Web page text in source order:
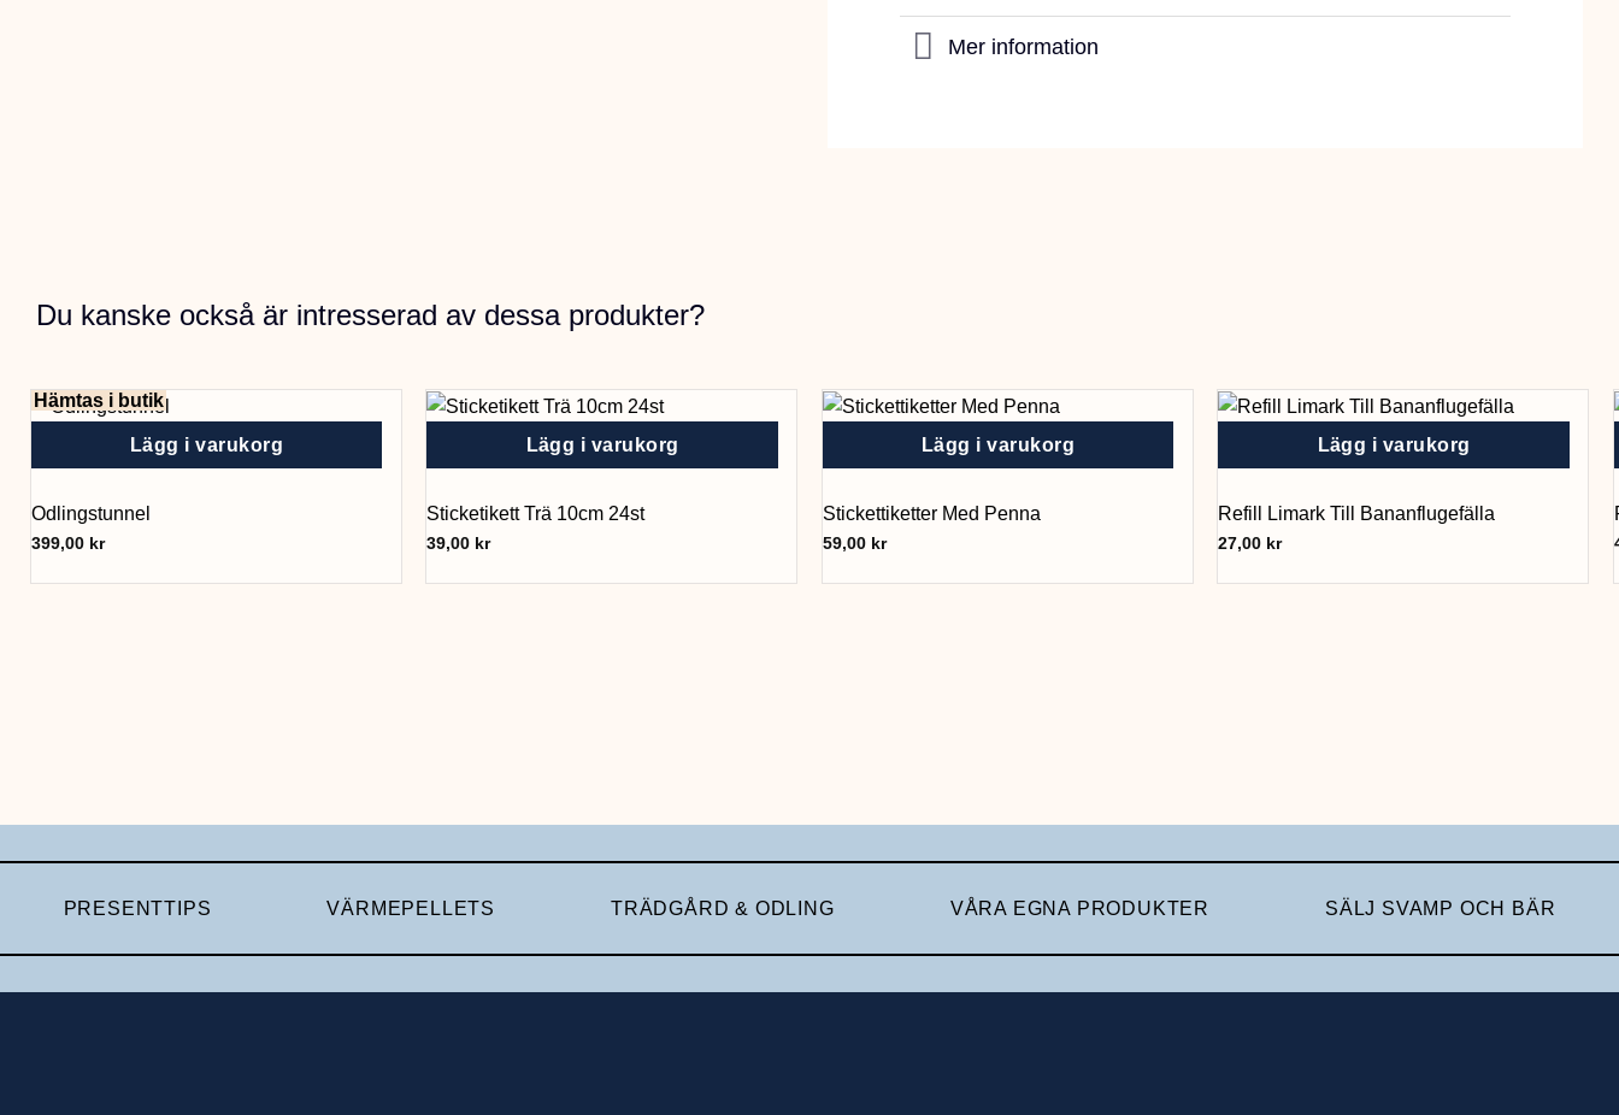
Mer information
Du kanske också är intresserad av dessa produkter?
Hämtas i butik
Lägg i varukorg
Odlingstunnel
399,00 kr
Lägg i varukorg
Sticketikett Trä 10cm 24st
39,00 kr
Lägg i varukorg
Stickettiketter Med Penna
59,00 kr
Lägg i varukorg
Refill Limark Till Bananflugefälla
27,00 kr
PRESENTTIPS VÄRMEPELLETS TRÄDGÅRD & ODLING VÅRA EGNA PRODUKTER SÄLJ SVAMP OCH BÄR